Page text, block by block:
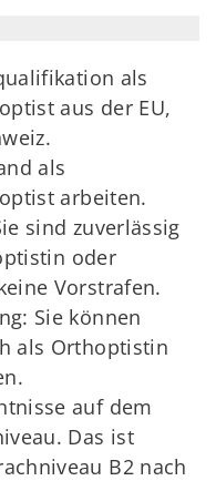
als
aus der EU,
als
arbeiten.
sind zuverlässig
oder
Vorstrafen.
Sie können
als Orthoptistin
auf dem
Das ist
B2 nach